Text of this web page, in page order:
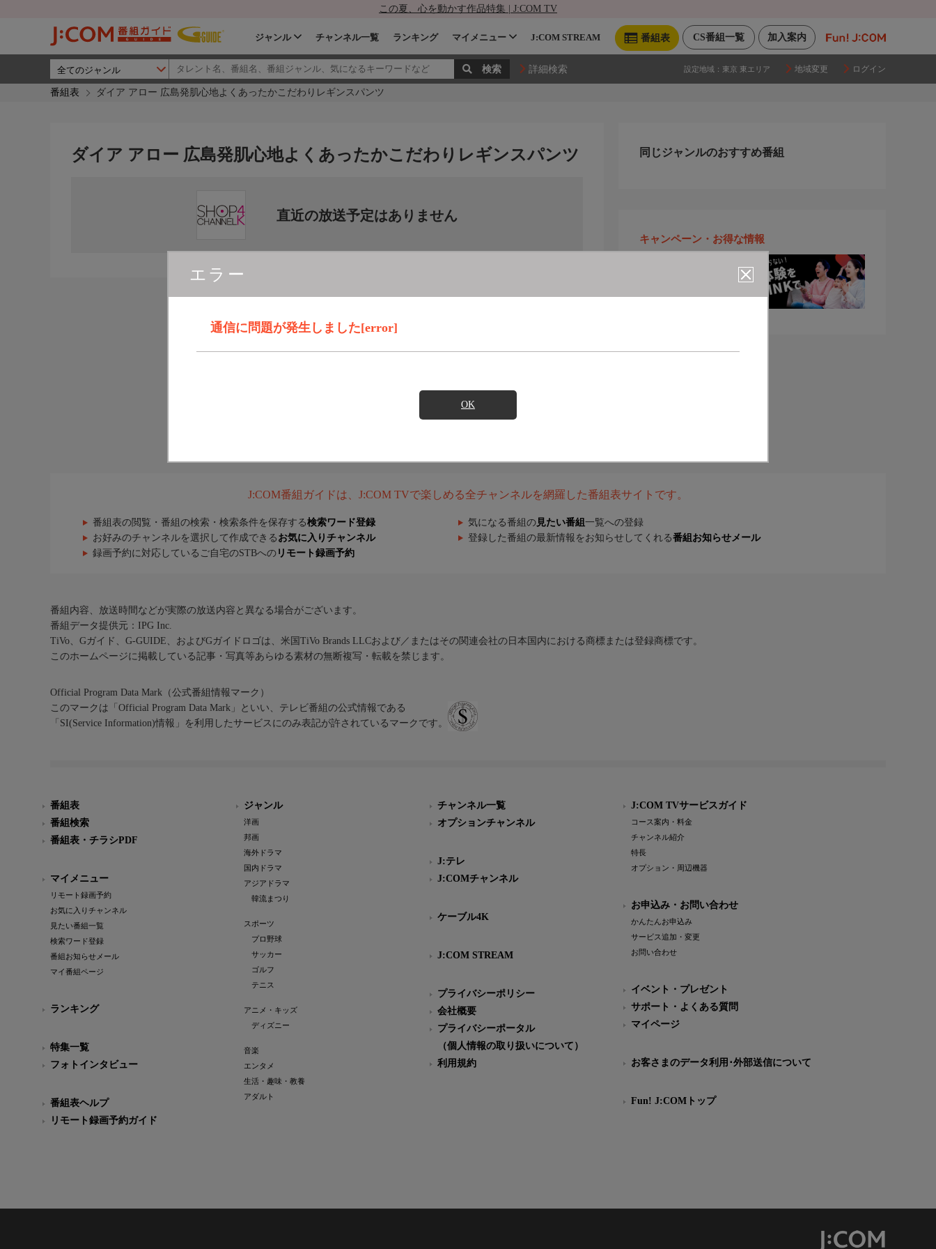
この夏、心を動かす作品特集 | J:COM TV
加入案内
CS番組一覧
番組表
ジャンル チャンネル一覧 ランキング マイメニュー J:COM STREAM
詳細検索 設定地域： 東京 東エリア 地域変更 ログイン
番組表 ダイア アロー 広島発肌心地よくあったかこだわりレギンスパンツ
エラー
通信に問題が発生しました[error]
OK
ダイア アロー 広島発肌心地よくあったかこだわりレギンスパンツ
直近の放送予定はありません
同じジャンルのおすすめ番組
キャンペーン・お得な情報
J:COM番組ガイドは、J:COM TVで楽しめる全チャンネルを網羅した番組表サイトです。
番組表の閲覧・番組の検索・検索条件を保存する検索ワード登録 気になる番組の 見たい番組 一覧への登録
お好みのチャンネルを選択して作成できる お気に入りチャンネル 登録した番組の最新情報をお知らせしてくれる番組お知らせメール
録画予約に対応しているご自宅のSTBへの リモート録画予約
番組内容、放送時間などが実際の放送内容と異なる場合がございます。
番組データ提供元：IPG Inc.
TiVo、Gガイド、G-GUIDE、およびGガイドロゴは、米国TiVo Brands LLCおよび／またはその関連会社の日本国内における商標または登録商標です。
このホームページに掲載している記事・写真等あらゆる素材の無断複写・転載を禁じます。
Official Program Data Mark（公式番組情報マーク）
このマークは「Official Program Data Mark」といい、テレビ番組の公式情報である
「SI(Service Information)情報」を利用したサービスにのみ表記が許されているマークです。
番組表
番組検索
番組表・チラシPDF
マイメニュー
リモート録画予約
お気に入りチャンネル
見たい番組一覧
検索ワード登録
番組お知らせメール
マイ番組ページ
ランキング
特集一覧
フォトインタビュー
番組表ヘルプ
リモート録画予約ガイド
ジャンル
洋画
邦画
海外ドラマ
国内ドラマ
アジアドラマ
韓流まつり
スポーツ
プロ野球
サッカー
ゴルフ
テニス
アニメ・キッズ
ディズニー
音楽
エンタメ
生活・趣味・教養
アダルト
チャンネル一覧
オプションチャンネル
J:テレ
J:COMチャンネル
ケーブル4K
J:COM STREAM
プライバシーポリシー
会社概要
プライバシーポータル
（個人情報の取り扱いについて）
利用規約
J:COM TVサービスガイド
コース案内・料金
チャンネル紹介
特長
オプション・周辺機器
お申込み・お問い合わせ
かんたんお申込み
サービス追加・変更
お問い合わせ
イベント・プレゼント
サポート・よくある質問
マイページ
お客さまのデータ利用･外部送信について
Fun! J:COMトップ